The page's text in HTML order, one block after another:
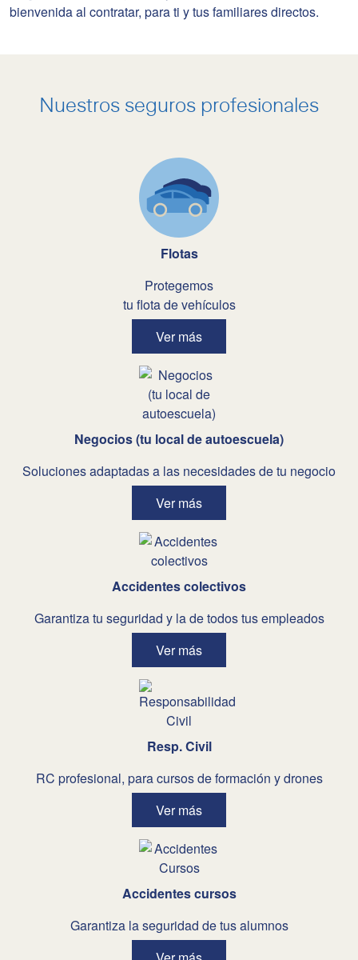
bienvenida al contratar, para ti y tus familiares directos.
Nuestros seguros profesionales
Flotas
Protegemos
tu flota de vehículos
Ver más
Negocios (tu local de autoescuela)
Soluciones adaptadas a las necesidades de tu negocio
Ver más
Accidentes colectivos
Garantiza tu seguridad y la de todos tus empleados
Ver más
Resp. Civil
RC profesional, para cursos de formación y drones
Ver más
Accidentes cursos
Garantiza la seguridad de tus alumnos